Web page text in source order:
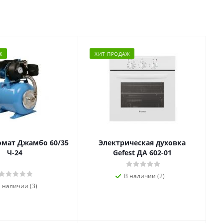
Джамбо 60/35
Ч-24
наличии (3)
ХИТ ПРОДАЖ
Электрическая духовка
Gefest ДА 602-01
В наличии (2)